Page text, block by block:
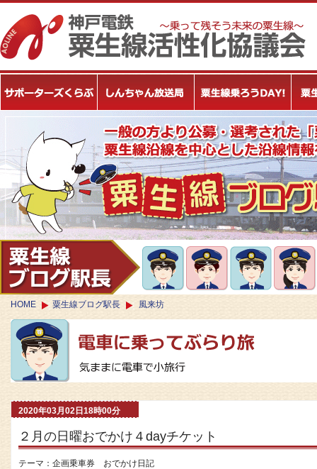
HOME 粟生線ブログ駅長 風来坊
2020年03月02日18時00分
２月の日曜おでかけ４dayチケット
テーマ： 企画乗車券 おでかけ日記